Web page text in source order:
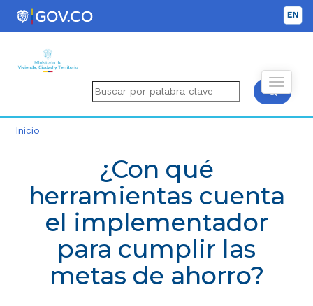
Inicio
¿Con qué
herramientas cuenta
el implementador
para cumplir las
metas de ahorro?